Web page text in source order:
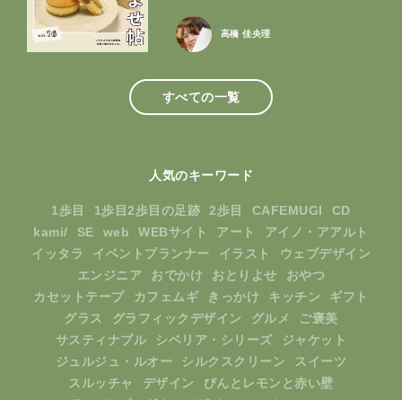
高橋 佳央理
すべての一覧
人気のキーワード
1歩目 1歩目2歩目の足跡 2歩目 CAFEMUGI
CD
kami/
SE web WEBサイト アート
アイノ・アアルト
イッタラ
イベントプランナー イラスト
ウェブデザイン
エンジニア
おでかけ おとりよせ
おやつ
カセットテープ
カフェムギ きっかけ キッチン
ギフト
グラス
グラフィックデザイン グルメ
ご褒美
サスティナブル
シベリア・シリーズ
ジャケット
ジュルジュ・ルオー
シルクスクリーン
スイーツ
スルッチャ
デザイン
びんとレモンと赤い壁